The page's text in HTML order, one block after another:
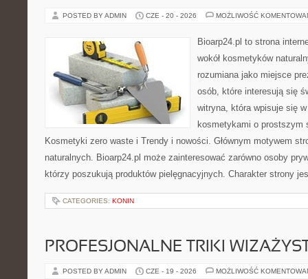
POSTED BY ADMIN CZE - 20 - 2026 MOŻLIWOŚĆ
Bioarp24.pl to strona
wokół kosmetyków
rozumiana jako miejsce
osób, które interesują się
witryna, która wpisuje się
kosmetykami o prostszym
Kosmetyki zero waste i Trendy i nowości. Głównym motywem
naturalnych. Bioarp24.pl może zainteresować zarówno osoby
którzy poszukują produktów pielęgnacyjnych. Charakter strony
CATEGORIES: KONIN
PROFESJONALNE TRIKI
POSTED BY ADMIN CZE - 19 - 2026 MOŻLIWOŚĆ